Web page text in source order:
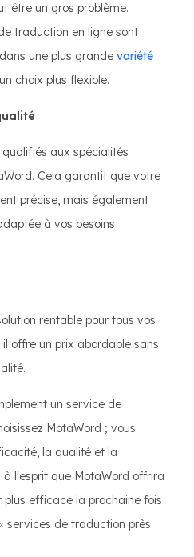
être un gros problème.
traduction en ligne sont
une plus grande variété
choix plus flexible.
aux spécialités
Cela garantit que votre
précise, mais également
à vos besoins
rentable pour tous vos
offre un prix abordable sans
un service de
MotaWord ; vous
la qualité et la
l'esprit que MotaWord offrira
plus efficace la prochaine fois
services de traduction près